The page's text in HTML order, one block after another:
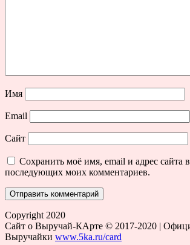
Имя
Email
Сайт
Сохранить моё имя, email и адрес сайта
последующих моих комментариев.
Copyright 2020
Сайт о Выручай-КАрте © 2017-2020 |
Выручайки www.5ka.ru/card